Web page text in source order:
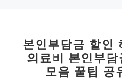
본인부담금 할인
의료비 본인부
모음 꿀팁 공